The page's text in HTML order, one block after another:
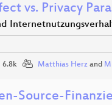
vs. Privacy
6.8k Matthias Herz and
Source-